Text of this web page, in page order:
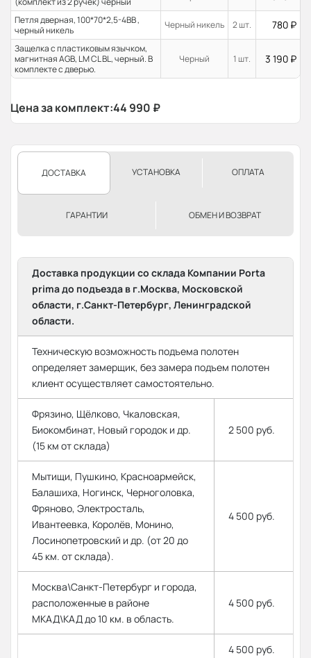
Петля дверная, 100*70*2,5-4ВВ ,
черный никель
Черный никель 2 шт. 780 ₽
Защелка с пластиковым язычком,
магнитная AGB, LM CL BL, черный. В
комплекте с дверью.
Черный 1 шт. 3 190 ₽
Цена за комплект:44 990 ₽
ДОСТАВКА УСТАНОВКА ОПЛАТА
ГАРАНТИИ ОБМЕН И ВОЗВРАТ
Доставка продукции со склада Компании Porta
prima до подъезда в г.Москва, Московской
области, г.Санкт-Петербург, Ленинградской
области.
Техническую возможность подъема полотен
определяет замерщик, без замера подъем полотен
клиент осуществляет самостоятельно.
Фрязино, Щёлково, Чкаловская,
Биокомбинат, Новый городок и др.
(15 км от склада)
2 500 руб.
Мытищи, Пушкино, Красноармейск,
Балашиха, Ногинск, Черноголовка,
Фряново, Электросталь,
Ивантеевка, Королёв, Монино,
Лосинопетровский и др. (от 20 до
45 км. от склада).
4 500 руб.
Москва\Санкт-Петербург и города,
расположенные в районе
МКАД\КАД до 10 км. в область.
4 500 руб.
4 500 руб.